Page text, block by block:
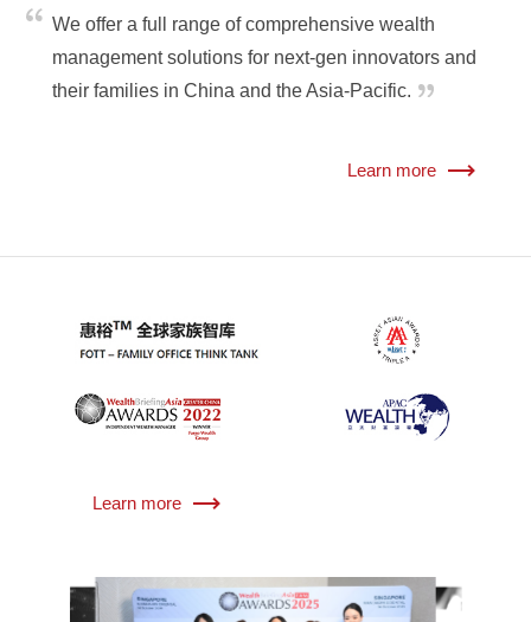
We offer a full range of comprehensive wealth
management solutions for next-gen innovators and
their families in China and the Asia-Pacific.
Learn more
Learn more